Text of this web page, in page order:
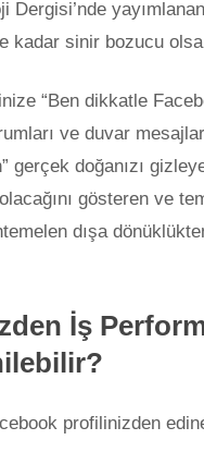
Dergisi’nde
kadar sinir bozucu
“Ben dikkatle
ve duvar
gerçek doğanızı
gösteren ve
dışa
İş
profilinizden